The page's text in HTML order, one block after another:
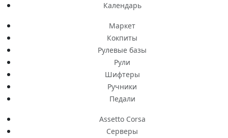
Календарь
Маркет
Кокпиты
Рулевые базы
Рули
Шифтеры
Ручники
Педали
Assetto Corsa
Серверы